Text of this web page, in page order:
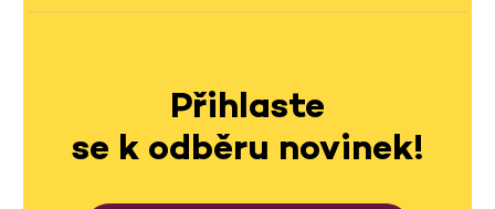
Přihlaste
se k odběru novinek!